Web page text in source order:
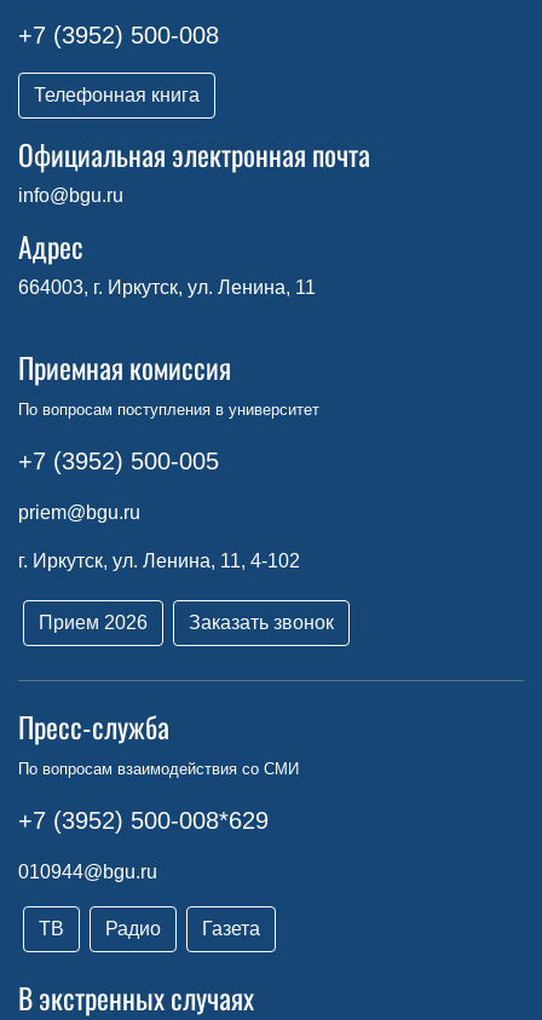
+7 (3952) 500-008
Телефонная книга
Официальная электронная почта
info@bgu.ru
Адрес
664003, г. Иркутск, ул. Ленина, 11
Приемная комиссия
По вопросам поступления в университет
+7 (3952) 500-005
priem@bgu.ru
г. Иркутск, ул. Ленина, 11, 4-102
Прием 2026 Заказать звонок
Пресс-служба
По вопросам взаимодействия со СМИ
+7 (3952) 500-008*629
010944@bgu.ru
ТВ Радио Газета
В экстренных случаях